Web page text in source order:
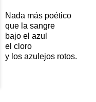
Nada más poético
que la sangre
bajo el azul
el cloro
y los azulejos rotos.